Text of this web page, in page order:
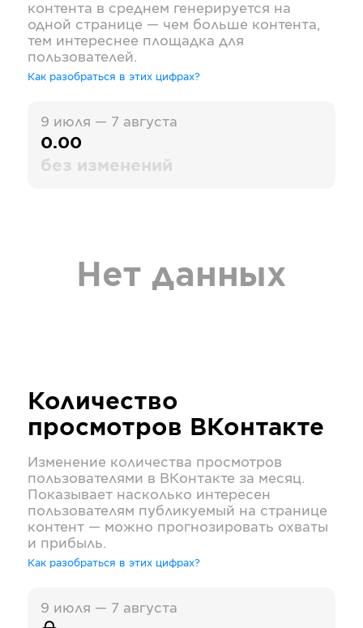
контента в среднем генерируется на
одной странице — чем больше контента,
тем интереснее площадка для
пользователей.
Как разобраться в этих цифрах?
9 июля — 7 августа
0.00
без изменений
Нет данных
Количество
просмотров ВКонтакте
Изменение количества просмотров
пользователями в ВКонтакте за месяц.
Показывает насколько интересен
пользователям публикуемый на странице
контент — можно прогнозировать охваты
и прибыль.
Как разобраться в этих цифрах?
9 июля — 7 августа